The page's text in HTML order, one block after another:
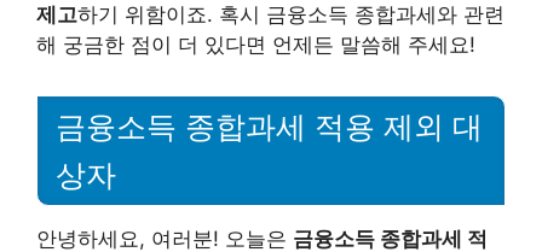
제고하기 위함이죠. 혹시 금융소득 종합과세와 관련
해 궁금한 점이 더 있다면 언제든 말씀해 주세요!
금융소득 종합과세 적용 제외 대
상자
안녕하세요, 여러분! 오늘은 금융소득 종합과세 적